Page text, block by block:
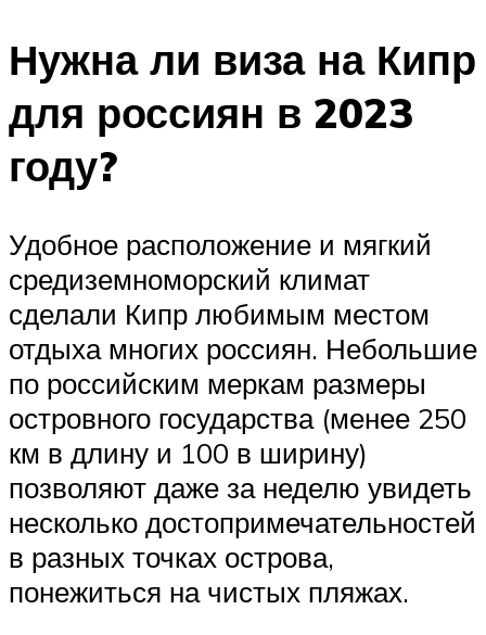
Нужна ли виза на Кипр
для россиян в 2023
году?
Удобное расположение и мягкий
средиземноморский климат
сделали Кипр любимым местом
отдыха многих россиян. Небольшие
по российским меркам размеры
островного государства (менее 250
км в длину и 100 в ширину)
позволяют даже за неделю увидеть
несколько достопримечательностей
в разных точках острова,
понежиться на чистых пляжах.